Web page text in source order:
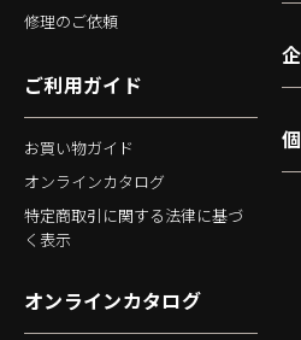
修理のご依頼
ご利用ガイド
お買い物ガイド
オンラインカタログ
特定商取引に関する法律に基づ
く表示
オンラインカタログ